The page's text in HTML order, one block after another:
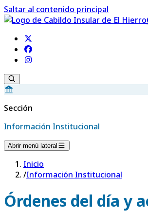
Saltar al contenido principal
Sección
Información Institucional
Abrir menú lateral
Inicio
/Información Institucional
Órdenes del día y